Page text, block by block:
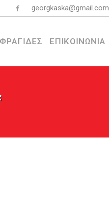
georgkaska@gmail.com
ΕΠΙΚΟΙΝΩΝΙΑ